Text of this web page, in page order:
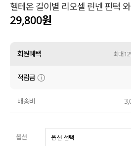
티셔츠
셔츠
원피스
니트
언
헬테온 길이별 리오셀 린넨 핀턱
29,800원
회원혜택 최대
적립금
배송비
옵션